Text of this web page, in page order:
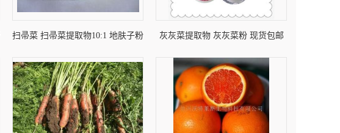
扫帚菜 扫帚菜提取物10:1 地肤子粉 灰灰菜提取物 灰灰菜粉 现货包邮